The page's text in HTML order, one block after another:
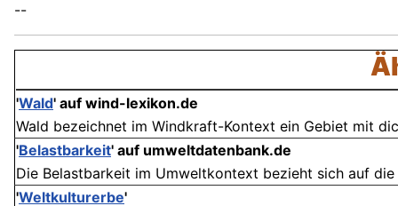
--
'Wald' auf wind-lexikon.de
Wald bezeichnet im Windkraft-Kontext ein Gebiet mit
'Belastbarkeit' auf umweltdatenbank.de
Die Belastbarkeit im Umweltkontext bezieht sich auf
'Weltkulturerbe'